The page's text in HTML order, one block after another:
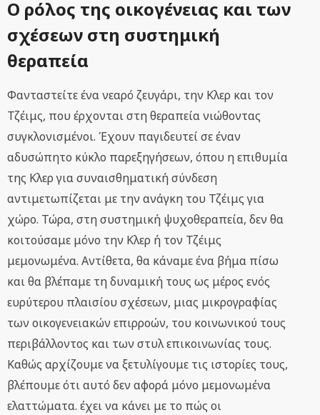
Ο ρόλος της οικογένειας και των
σχέσεων στη συστημική
θεραπεία
Φανταστείτε ένα νεαρό ζευγάρι, την Κλερ και τον
Τζέιμς, που έρχονται στη θεραπεία νιώθοντας
συγκλονισμένοι. Έχουν παγιδευτεί σε έναν
αδυσώπητο κύκλο παρεξηγήσεων, όπου η επιθυμία
της Κλερ για συναισθηματική σύνδεση
αντιμετωπίζεται με την ανάγκη του Τζέιμς για
χώρο. Τώρα, στη συστημική ψυχοθεραπεία, δεν θα
κοιτούσαμε μόνο την Κλερ ή τον Τζέιμς
μεμονωμένα. Αντίθετα, θα κάναμε ένα βήμα πίσω
και θα βλέπαμε τη δυναμική τους ως μέρος ενός
ευρύτερου πλαισίου σχέσεων, μιας μικρογραφίας
των οικογενειακών επιρροών, του κοινωνικού τους
περιβάλλοντος και των στυλ επικοινωνίας τους.
Καθώς αρχίζουμε να ξετυλίγουμε τις ιστορίες τους,
βλέπουμε ότι αυτό δεν αφορά μόνο μεμονωμένα
ελαττώματα. έχει να κάνει με το πώς οι